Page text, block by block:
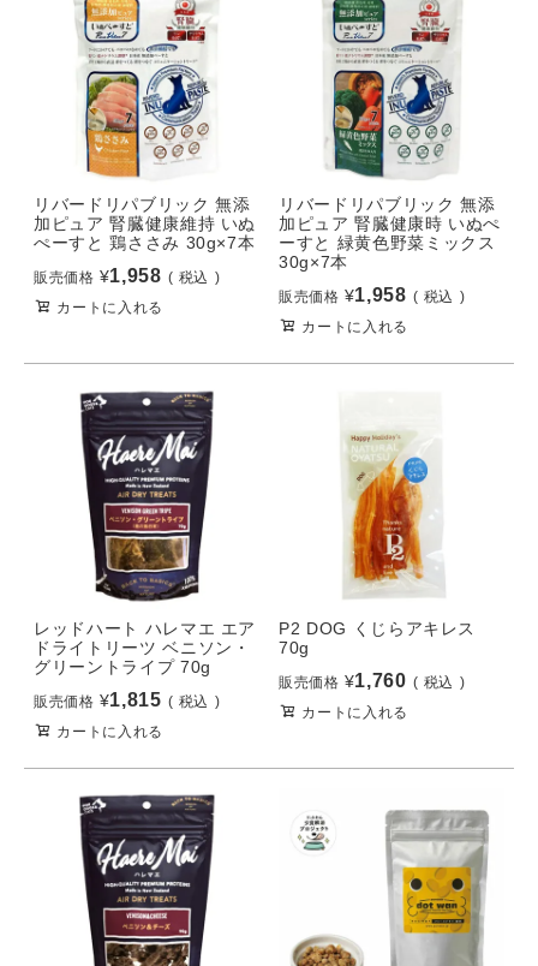
リバードリパブリック 無添
加ピュア 腎臓健康維持 いぬ
ぺーすと 鶏ささみ 30g×7本
販売価格 ¥1,958
税込
カートに入れる
リバードリパブリック 無添
加ピュア 腎臓健康時 いぬぺ
ーすと 緑黄色野菜ミックス
30g×7本
販売価格 ¥1,958
税込
カートに入れる
レッドハート ハレマエ エア
ドライトリーツ ベニソン・
グリーントライプ 70g
販売価格 ¥1,815
税込
カートに入れる
P2 DOG くじらアキレス
70g
販売価格 ¥1,760
税込
カートに入れる